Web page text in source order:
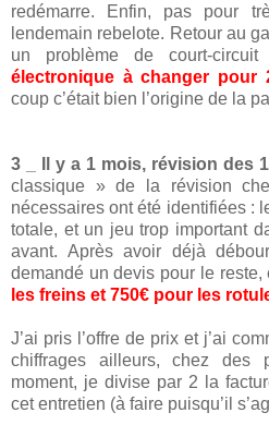
redémarre. Enfin, pas pour
lendemain rebelote. Retour au
un problème de court-
électronique à changer pour
coup c’était bien l’origine de la
3 _ Il y a 1 mois, révision des
classique » de la révision
nécessaires ont été identifiées :
totale, et un jeu trop important
avant. Après avoir déjà
demandé un devis pour le
les freins et 750€ pour les
J’ai pris l’offre de prix et j’ai
chiffrages ailleurs, chez des
moment, je divise par 2 la
cet entretien (à faire puisqu’il